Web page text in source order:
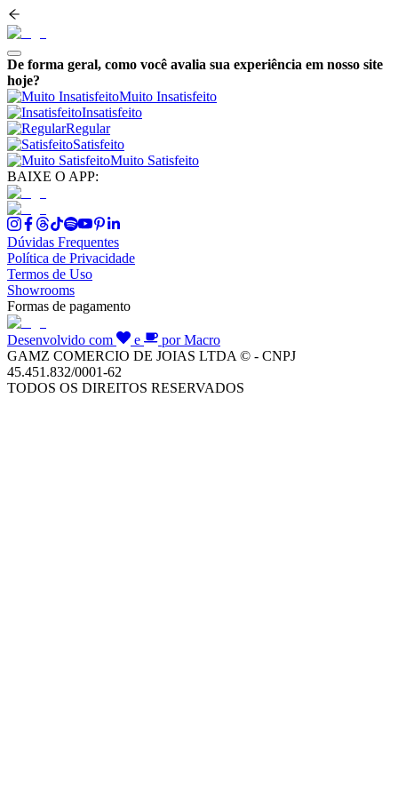
De forma geral, como você avalia sua experiência em nosso site
hoje?
Muito Insatisfeito
Insatisfeito
Regular
Satisfeito
Muito Satisfeito
BAIXE O APP:
Dúvidas Frequentes
Política de Privacidade
Termos de Uso
Showrooms
Formas de pagamento
Desenvolvido com e
por Macro
GAMZ COMERCIO DE JOIAS LTDA © - CNPJ
45.451.832/0001-62
TODOS OS DIREITOS RESERVADOS